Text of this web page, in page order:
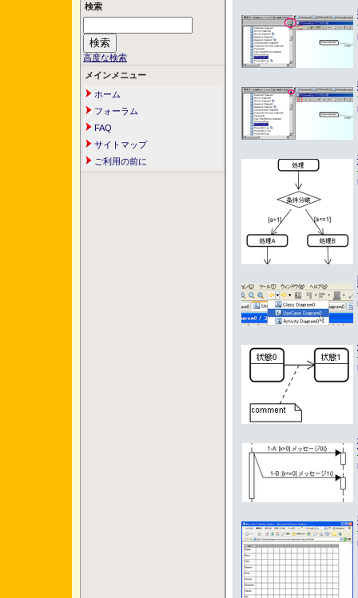
検索
高度な検索
メインメニュー
ホーム
フォーラム
FAQ
サイトマップ
ご利用の前に